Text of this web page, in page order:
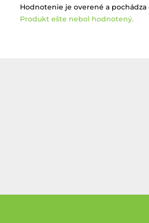
Hodnotenie je overené a
Produkt ešte nebol hodnotený.